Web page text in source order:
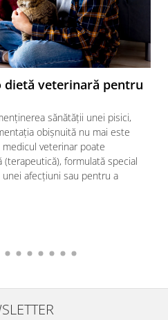
dietă veterinară pentru
sănătății unei pisici,
obișnuită nu mai este
veterinar poate
formulată special
afecțiuni sau pentru a